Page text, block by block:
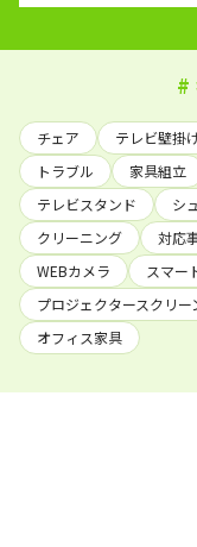
#
チェア テレビ壁掛
トラブル
家具組立
テレビスタンド
シ
クリーニング
対応
WEBカメラ
スマー
プロジェクタースクリー
オフィス家具